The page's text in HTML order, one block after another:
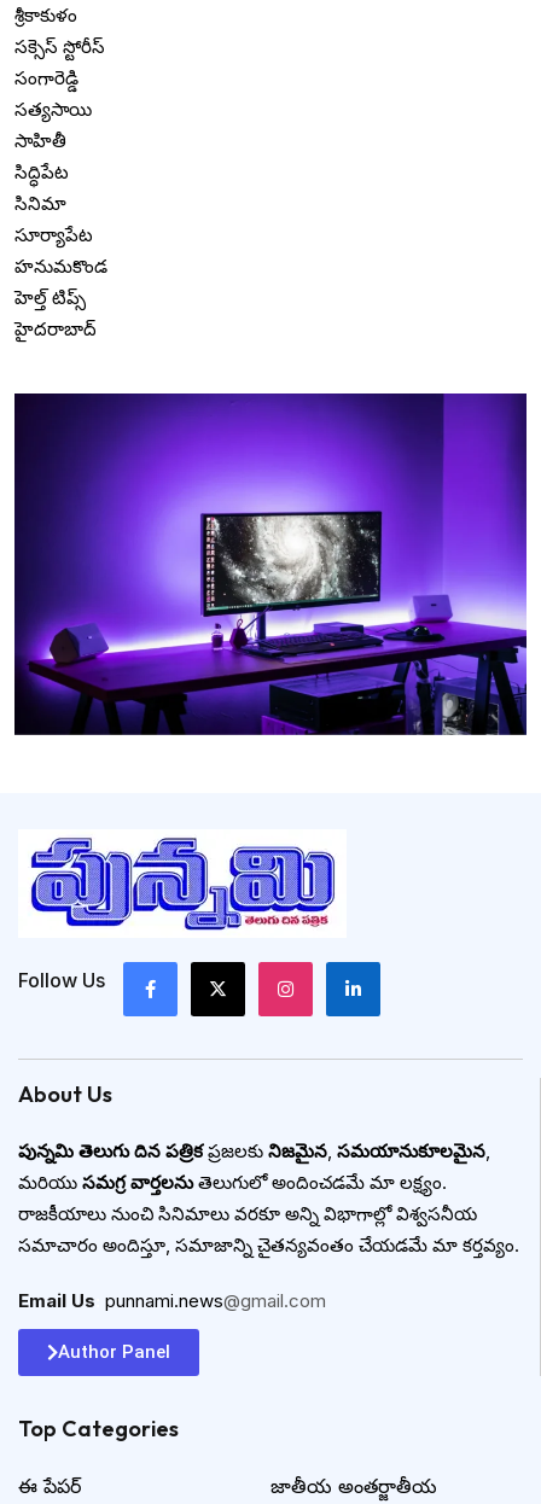
శ్రీకాకుళం
సక్సెస్ స్టోరీస్
సంగారెడ్డి
సత్యసాయి
సాహితీ
సిద్ధిపేట
సినిమా
సూర్యాపేట
హనుమకొండ
హెల్త్ టిప్స్
హైదరాబాద్
Follow Us
About Us
పున్నమి తెలుగు దిన పత్రికప్రజలకు నిజమైన, సమయానుకూలమైన,
మరియు సమగ్ర వార్తలనుతెలుగులో అందించడమే మా లక్ష్యం.
రాజకీయాలు నుంచి సినిమాలు వరకూ అన్ని విభాగాల్లో విశ్వసనీయ
సమాచారం అందిస్తూ, సమాజాన్ని చైతన్యవంతం చేయడమే మా కర్తవ్యం.
Email Us punnami.news@gmail.com
Author Panel
Top Categories​
ఈ పేపర్ జాతీయ అంతర్జాతీయ